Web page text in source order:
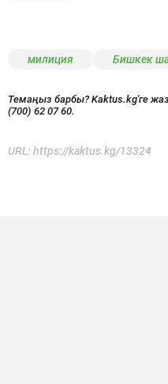
милиция Бишкек
Темаңыз барбы? Kaktus.kg'ге
(700) 62 07 60.
URL: https://kaktus.kg/13324